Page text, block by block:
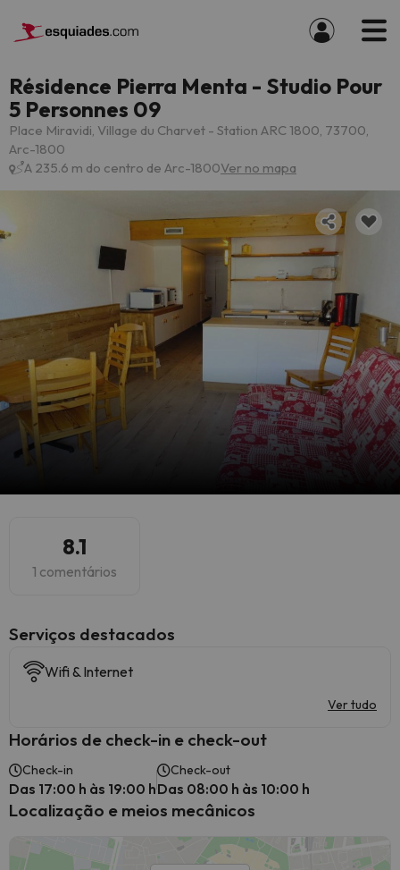
Résidence Pierra Menta - Studio Pour
5 Personnes 09
Place Miravidi, Village du Charvet - Station ARC 1800, 73700,
Arc-1800
A 235.6 m do centro de Arc-1800Ver no mapa
8.1
1 comentários
Serviços destacados
Wifi & Internet
Ver tudo
Horários de check-in e check-out
Check-in
Das 17:00 h às 19:00 h
Check-out
Das 08:00 h às 10:00 h
Localização e meios mecânicos